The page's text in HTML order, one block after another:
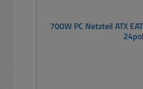
700W PC Netzteil ATX
24pol